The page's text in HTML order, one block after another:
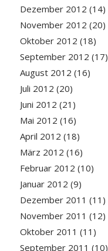
Dezember 2012 (14)
November 2012 (20)
Oktober 2012 (18)
September 2012 (17)
August 2012 (16)
Juli 2012 (20)
Juni 2012 (21)
Mai 2012 (16)
April 2012 (18)
März 2012 (16)
Februar 2012 (10)
Januar 2012 (9)
Dezember 2011 (11)
November 2011 (12)
Oktober 2011 (11)
September 2011 (10)